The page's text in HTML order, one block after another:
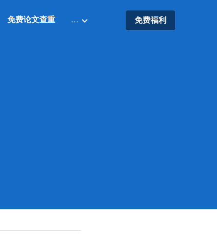
免费论文查重 … 免费福利